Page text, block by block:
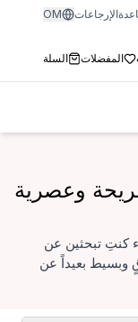
الإرجاعات OM
المفضلات السلة
وعصرية
كنتِ تبحثين عن
وبسيط بعيداً عن